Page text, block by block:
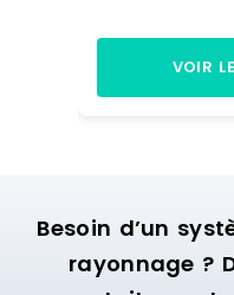
VOIR
Besoin d’un
rayonnage ?